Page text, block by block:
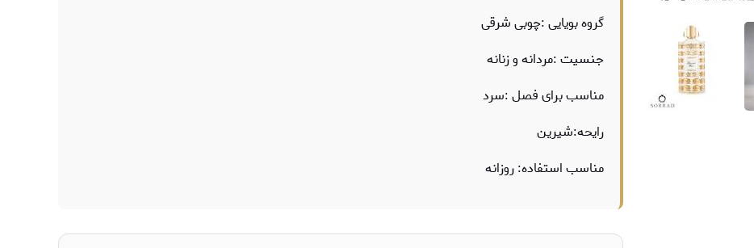
گروه بویایی :چوبی شرقی
جنسیت :مردانه و زنانه
مناسب برای فصل :سرد
رایحه:شیرین
مناسب استفاده: روزانه